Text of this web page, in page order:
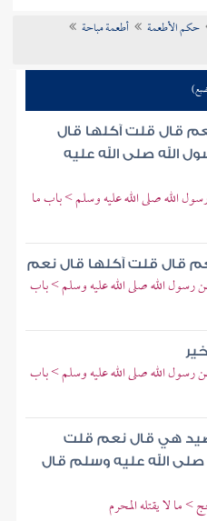
حكم الأطعمة
أطعمة مباحة
قال قلت آكلها قال
الله صلى الله عليه
الله صلى الله عليه وسلم > باب ما
قال قلت آكلها قال نعم
الله صلى الله عليه وسلم > باب
الله صلى الله عليه وسلم > باب
هي قال نعم قلت
الله عليه وسلم قال
ما لا يقتله المحرم